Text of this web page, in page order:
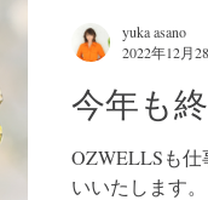
今年も
OZWELLSも
いいたします。
yuka asano
2022年12月